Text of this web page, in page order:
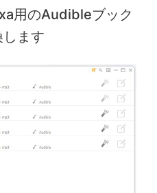
用のAudibleブック
します